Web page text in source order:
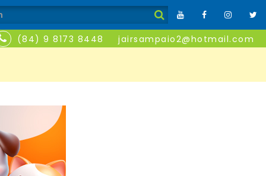
(84) 9 8173 8448 jairsampaio2@hotmail.com